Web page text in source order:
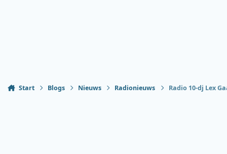
Start Blogs Nieuws Radionieuws Radio 10-dj Lex